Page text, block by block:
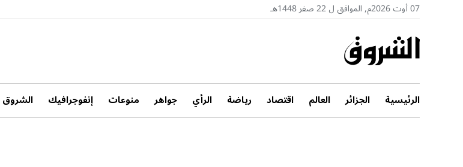
07 أوت 2026م, الموافق ل 22 صفر 1448هـ
الرئيسية الجزائر العالم اقتصاد رياضة الرأي جواهر منوعات إنفوجرافيك الشروق News